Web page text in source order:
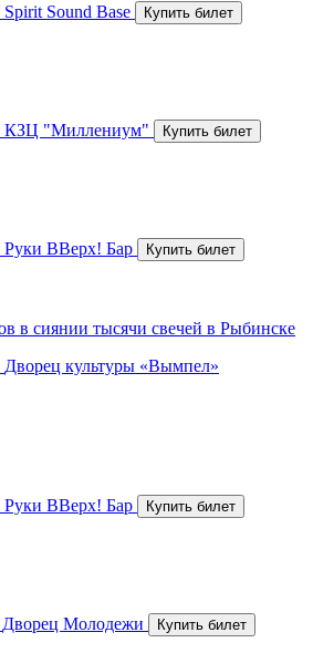
Spirit Sound Base
КЗЦ "Миллениум"
Руки ВВерх! Бар
сиянии тысячи свечей в Рыбинске
Дворец культуры «Вымпел»
Руки ВВерх! Бар
Дворец Молодежи